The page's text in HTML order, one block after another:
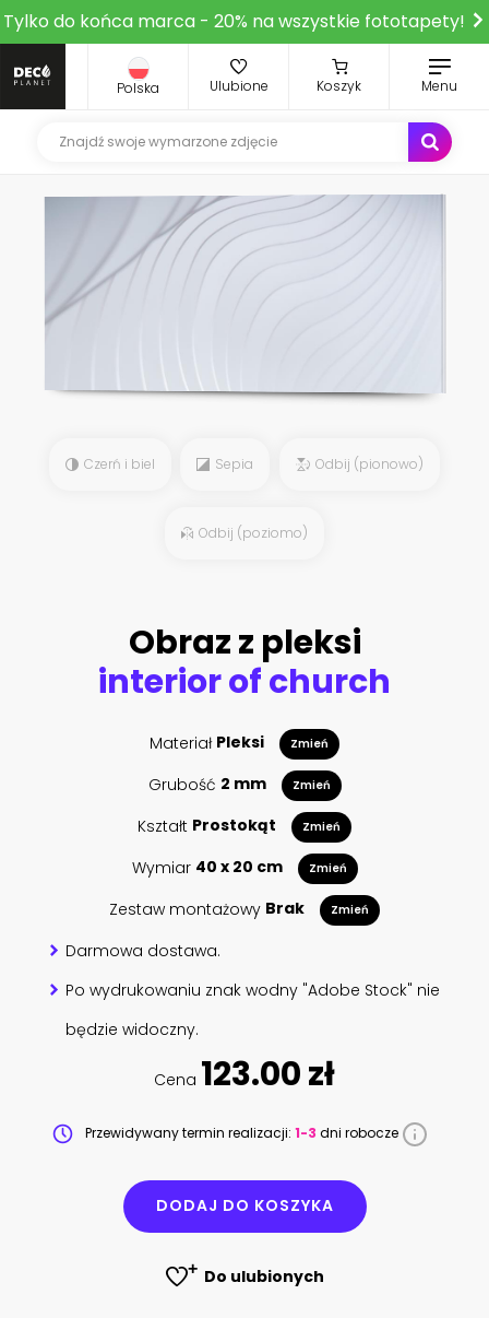
Tylko do końca marca - 20% na wszystkie fototapety!
Polska Ulubione Koszyk Menu
Czerń i biel Sepia Odbij (pionowo)
Odbij (poziomo)
Obraz z pleksi
interior of church
Materiał Pleksi Zmień
Grubość 2 mm Zmień
Kształt Prostokąt Zmień
Wymiar 40 x 20 cm Zmień
Zestaw montażowy Brak Zmień
Darmowa dostawa.
Po wydrukowaniu znak wodny "Adobe Stock" nie
będzie widoczny.
Cena 123.00 zł
Przewidywany termin realizacji: 1-3 dni robocze
DODAJ DO KOSZYKA
Do ulubionych